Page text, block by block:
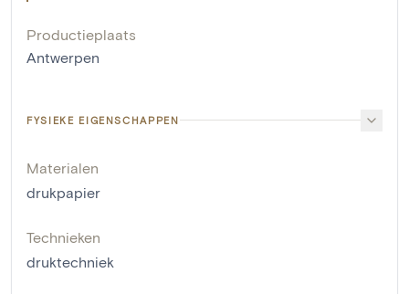
Productieplaats
Antwerpen
FYSIEKE EIGENSCHAPPEN
Materialen
drukpapier
Technieken
druktechniek